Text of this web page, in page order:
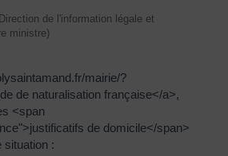
de l'information légale et
ministre)
mairie/?
de naturalisation française</a>,
<span
de domicile</span>
situation :